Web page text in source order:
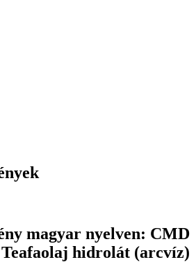
magyar nyelven: CMD
hidrolát (arcvíz)